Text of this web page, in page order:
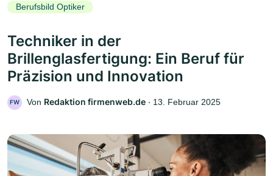
Berufsbild Optiker
Techniker in der
Brillenglasfertigung: Ein Beruf für
Präzision und Innovation
FW Von Redaktion firmenweb.de ‧ 13. Februar 2025